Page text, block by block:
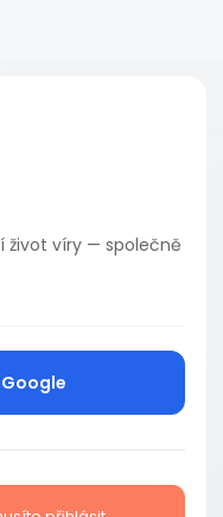
život víry — společně